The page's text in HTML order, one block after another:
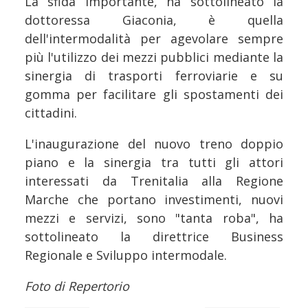
dottoressa Giaconia, è quella
dell'intermodalità per agevolare sempre
più l'utilizzo dei mezzi pubblici mediante la
sinergia di trasporti ferroviarie e su
gomma per facilitare gli spostamenti dei
cittadini.
L'inaugurazione del nuovo treno doppio
piano e la sinergia tra tutti gli attori
interessati da Trenitalia alla Regione
Marche che portano investimenti, nuovi
mezzi e servizi, sono "tanta roba", ha
sottolineato la direttrice Business
Regionale e Sviluppo intermodale.
Foto di Repertorio